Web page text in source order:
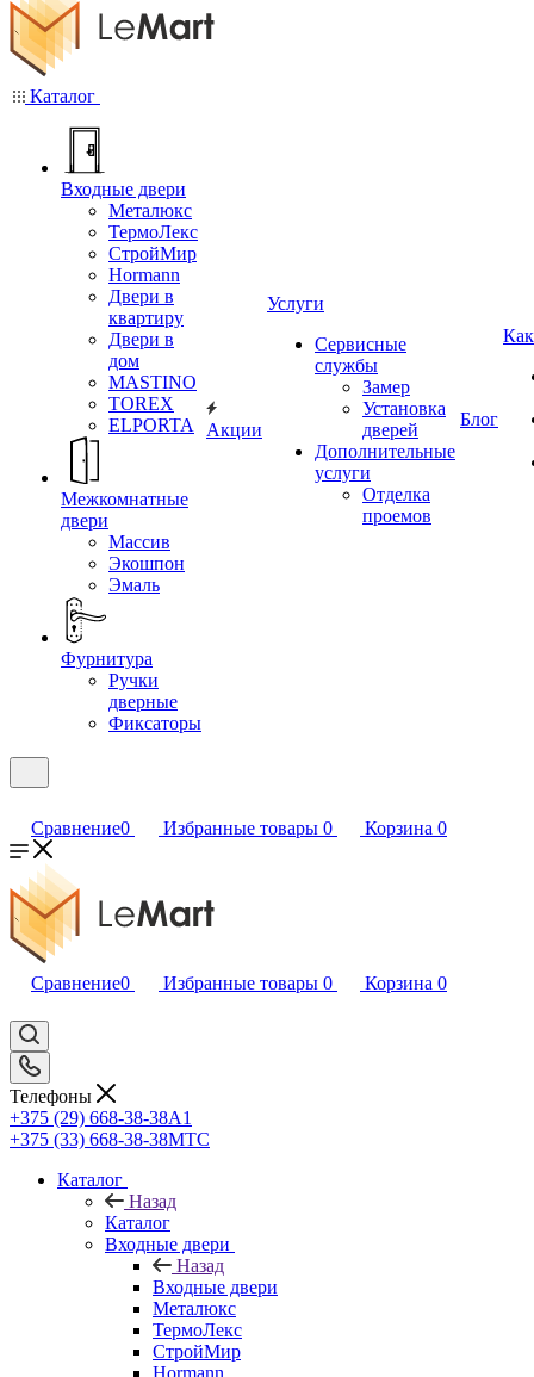
Каталог
Входные двери
Металюкс
ТермоЛекс
СтройМир
Hormann
Двери в
квартиру
Двери в
дом
MASTINO
TOREX
ELPORTA
Межкомнатные
двери
Массив
Экошпон
Эмаль
Фурнитура
Ручки
дверные
Фиксаторы
Акции
Услуги
Сервисные
службы
Замер
Установка
дверей
Дополнительные
услуги
Отделка
проемов
Блог
Сравнение0 Избранные товары 0 Корзина 0
Сравнение0 Избранные товары 0 Корзина 0
Телефоны
+375 (29) 668-38-38A1
+375 (33) 668-38-38МТС
Каталог
Назад
Каталог
Входные двери
Назад
Входные двери
Металюкс
ТермоЛекс
СтройМир
Hormann